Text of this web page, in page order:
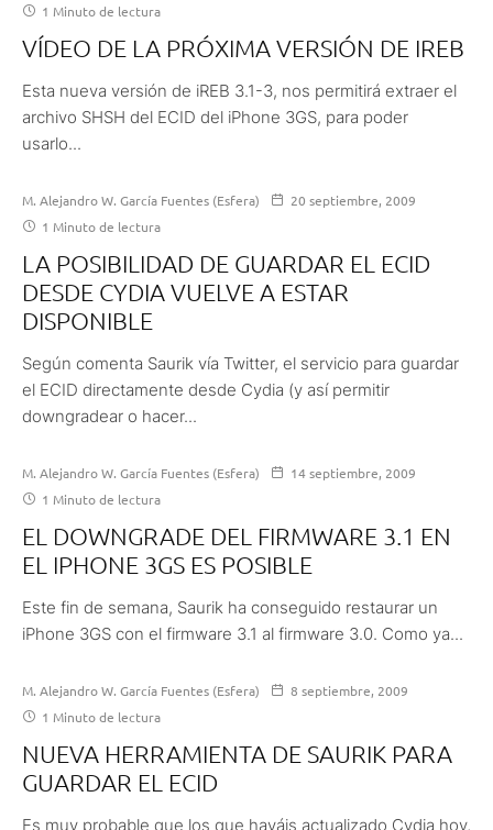
1 Minuto de lectura
VÍDEO DE LA PRÓXIMA VERSIÓN DE IREB
Esta nueva versión de iREB 3.1-3, nos permitirá extraer el
archivo SHSH del ECID del iPhone 3GS, para poder
usarlo...
M. Alejandro W. García Fuentes (Esfera)
20 septiembre, 2009
1 Minuto de lectura
LA POSIBILIDAD DE GUARDAR EL ECID
DESDE CYDIA VUELVE A ESTAR
DISPONIBLE
Según comenta Saurik vía Twitter, el servicio para guardar
el ECID directamente desde Cydia (y así permitir
downgradear o hacer...
M. Alejandro W. García Fuentes (Esfera)
14 septiembre, 2009
1 Minuto de lectura
EL DOWNGRADE DEL FIRMWARE 3.1 EN
EL IPHONE 3GS ES POSIBLE
Este fin de semana, Saurik ha conseguido restaurar un
iPhone 3GS con el firmware 3.1 al firmware 3.0. Como ya...
M. Alejandro W. García Fuentes (Esfera)
8 septiembre, 2009
1 Minuto de lectura
NUEVA HERRAMIENTA DE SAURIK PARA
GUARDAR EL ECID
Es muy probable que los que hayáis actualizado Cydia hoy,